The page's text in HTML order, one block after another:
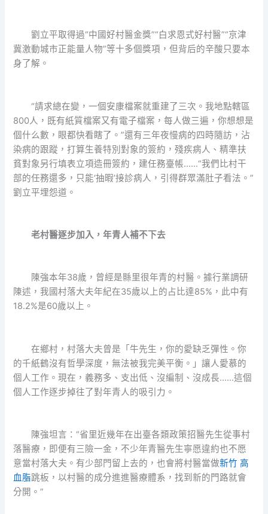
劉立平取得過“中國好村醫金獎”“白求恩式好村醫”“京津
冀激動城市正能量人物”等十多個獎項，但背后的辛酸只要本
身了解。
“請求總在變，一個安康檔案就重建了三次。我地點轄區
800人，既有紙質檔案又有電子檔案，每人做三遍，你想想是
個什么數，眼都快看瞎了。”還有三年夜慢病的四時隨訪，沾
染病的跟蹤，打算生養特別對象的簽約，殘疾病人、精準扶
貧對象另行填表立項造冊簽約，建任務臺帳……“我們比村干
部的任務還多，只能‘抽暇’接診病人，引得群眾滿肚子看法。”
劉立平埋怨道。
老村醫逐步加入，年青人補不下去
陳強本年38歲，曾經是縣里很年青的村醫。據行業調研
陳述，我國村落大夫年紀在35歲以上的占比達85%，此中有
18.2%是60歲以上。
在鄉村，村落大夫曾是「牛先生，你的愛缺乏彈性。你
的千紙鶴沒有哲學深度，無法被我完美平衡。」讓人愛慕的
個人工作。現在，義務多、支出低、沒編制、沒成長……這個
個人工作逐步掉往了對年青人的吸引力。
陳強坦言：“省里近幾年在出臺各類政策招醫先生從事村
落醫療，即便有三險一金，不少年青醫先生寧愿違約也不愿
意當村落大夫。有少部門留上去的，也會將村醫當做新竹 高
血脂跳板，以村醫的成分進進醫療體系，找到新的門路就會
分開。”